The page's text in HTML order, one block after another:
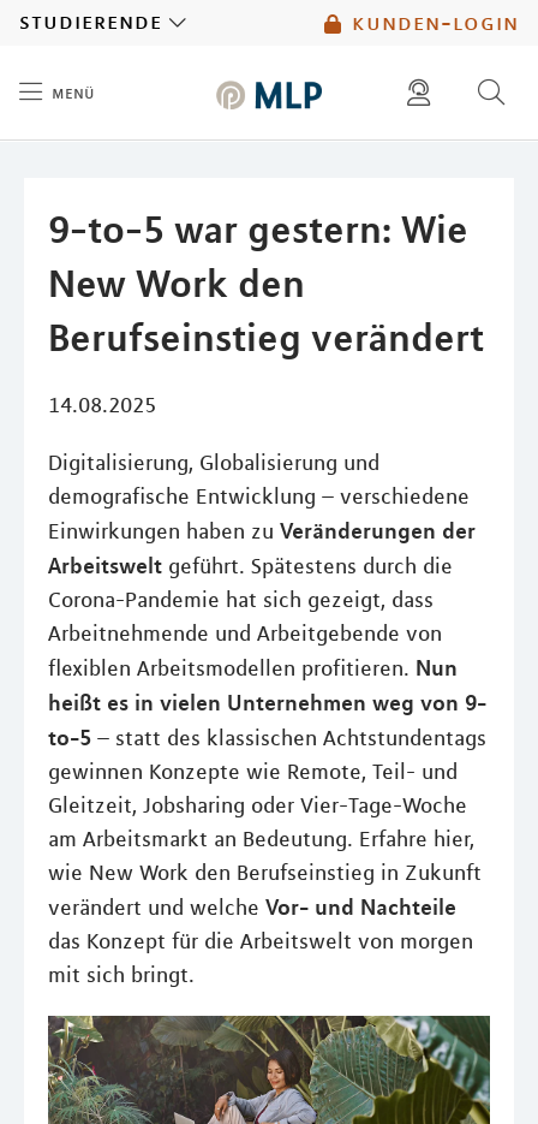
kunden-login
studierende
menü
9-to-5 war gestern: Wie
New Work den
Berufseinstieg verändert
14.08.2025
Digitalisierung, Globalisierung und
demografische Entwicklung – verschiedene
Einwirkungen haben zu Veränderungen der
Arbeitswelt geführt. Spätestens durch die
Corona-Pandemie hat sich gezeigt, dass
Arbeitnehmende und Arbeitgebende von
flexiblen Arbeitsmodellen profitieren. Nun
heißt es in vielen Unternehmen weg von 9-
to-5 – statt des klassischen Achtstundentags
gewinnen Konzepte wie Remote, Teil- und
Gleitzeit, Jobsharing oder Vier-Tage-Woche
am Arbeitsmarkt an Bedeutung. Erfahre hier,
wie New Work den Berufseinstieg in Zukunft
verändert und welche Vor- und Nachteile
das Konzept für die Arbeitswelt von morgen
mit sich bringt.